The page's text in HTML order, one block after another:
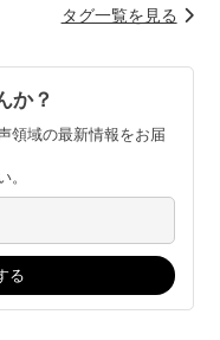
タグ一覧を見る
か？
領域の最新情報をお届